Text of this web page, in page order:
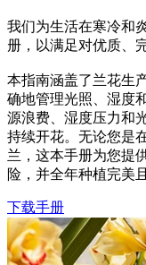
我们为生活在寒冷和
册，以满足对优质、
本指南涵盖了兰花生
确地管理光照、湿度
源浪费、湿度压力和
持续开花。无论您是
兰，这本手册为您提
险，并全年种植完美
下载手册